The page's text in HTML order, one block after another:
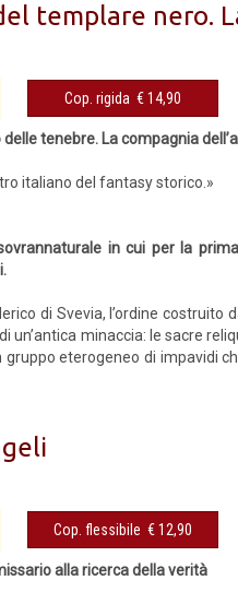
templare nero.
Cop. rigida € 14,90
tenebre. La compagnia
italiano del fantasy storico.»
in cui per la
di Svevia, l’ordine
un’antica minaccia: le sacre
gruppo eterogeneo di impavidi
Cop. flessibile € 12,90
alla ricerca della verità